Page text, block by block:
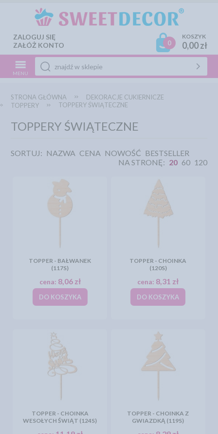
ZALOGUJ SIĘ
ZAŁÓŻ KONTO
0
KOSZYK
0,00 zł
MENU
STRONA GŁÓWNA
DEKORACJE CUKIERNICZE
TOPPERY
TOPPERY ŚWIĄTECZNE
TOPPERY ŚWIĄTECZNE
SORTUJ: NAZWA CENA NOWOŚĆ BESTSELLER
NA STRONĘ: 20 60 120
TOPPER - BAŁWANEK
(117S)
cena: 8,06 zł
DO KOSZYKA
TOPPER - CHOINKA
(120S)
cena: 8,31 zł
DO KOSZYKA
TOPPER - CHOINKA
WESOŁYCH ŚWIĄT (124S)
TOPPER - CHOINKA Z
GWIAZDKĄ (119S)